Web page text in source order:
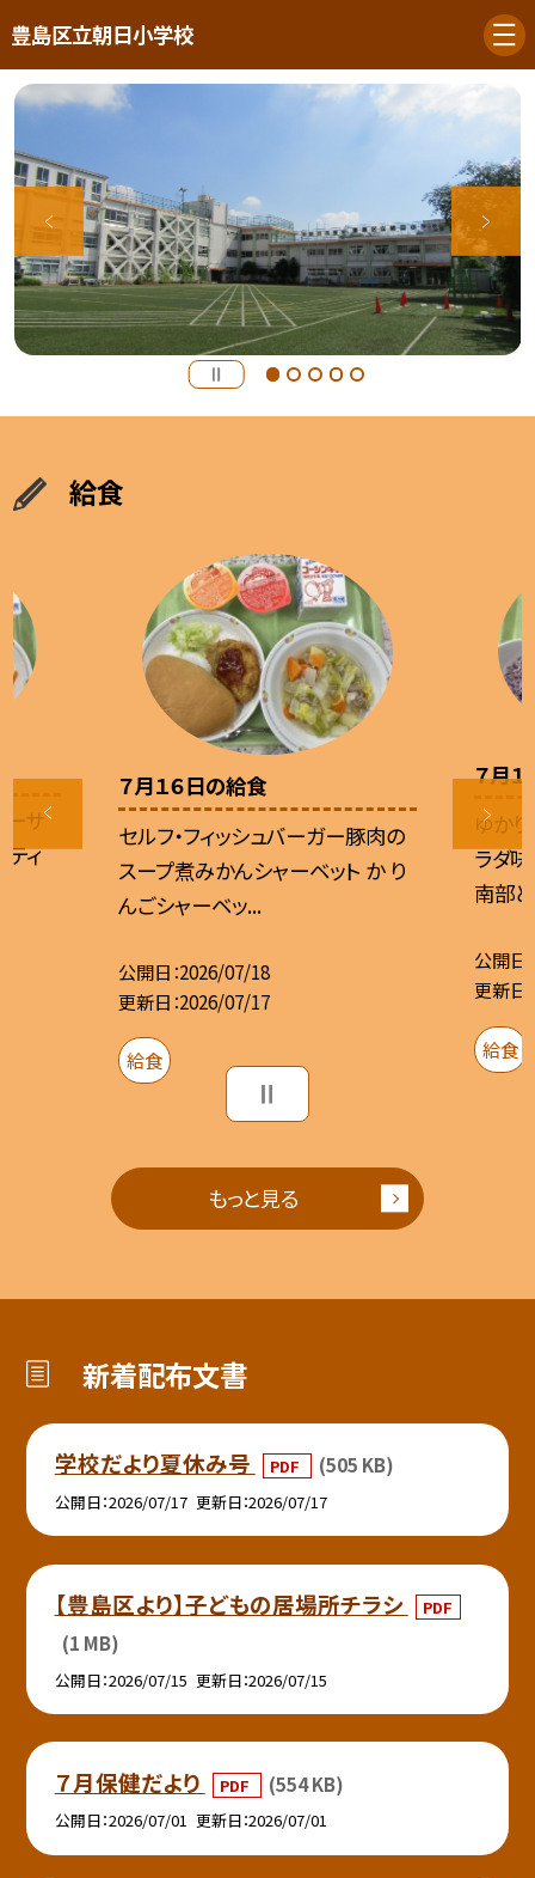
豊島区立朝日小学校
給食
ーサ
ィ
７月１６日の給食
セルフ・フィッシュバーガー豚肉の
スープ煮みかんシャーベット か り
んごシャーベッ...
公開日 2026/07/18
更新日 2026/07/17
給食
７月
ゆか
ラダ
南部と
公開日
更新日
給食
もっと見る
新着配布文書
学校だより夏休み号 PDF (505 KB)
公開日 2026/07/17 更新日 2026/07/17
【豊島区より】子どもの居場所チラシ PDF
(1 MB)
公開日 2026/07/15 更新日 2026/07/15
７月保健だより PDF (554 KB)
公開日 2026/07/01 更新日 2026/07/01